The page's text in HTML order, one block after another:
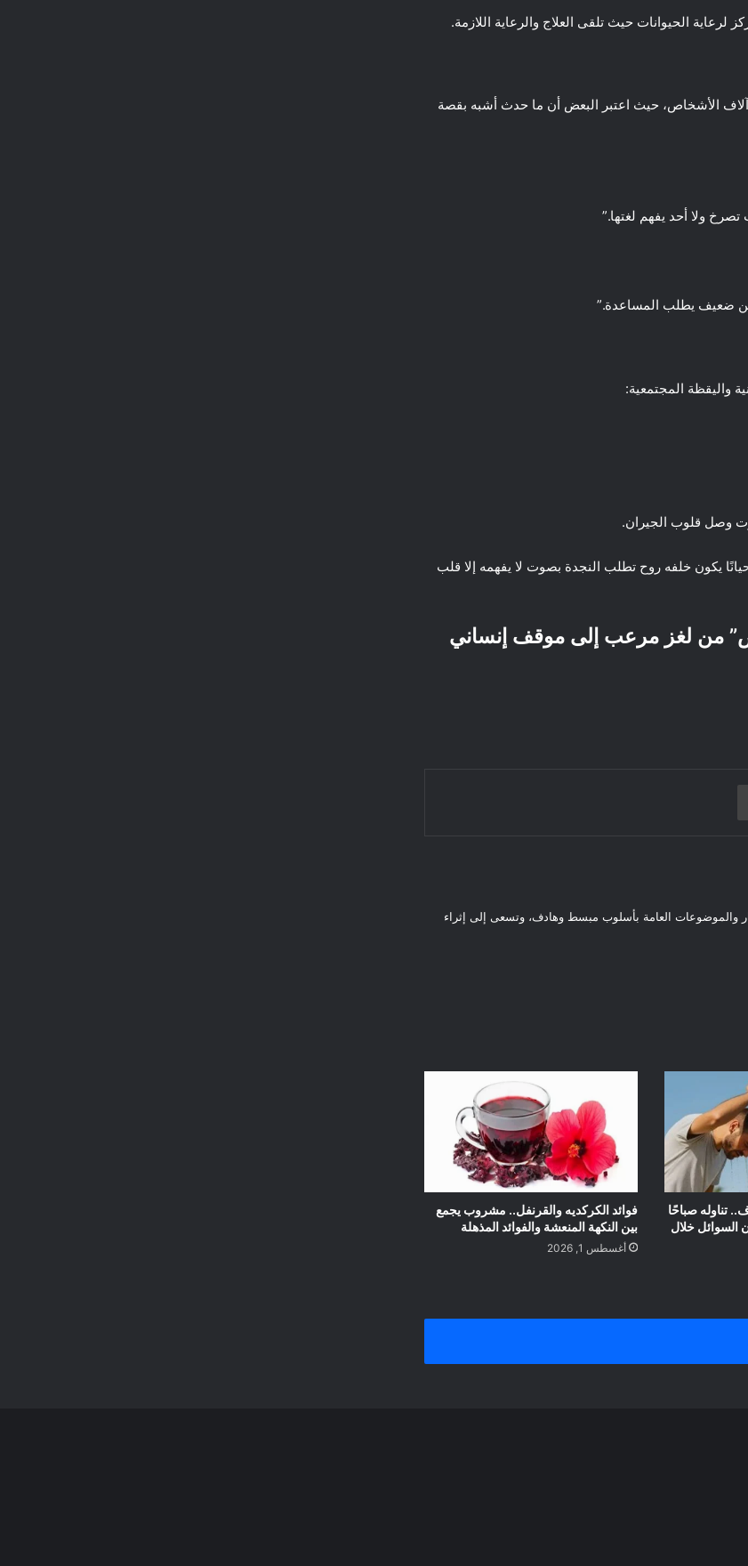
الحيوانات حيث تلقى العلاج والرعاية اللازمة.
الأشخاص، حيث اعتبر البعض أن ما حدث أشبه بقصة
ولا أحد يفهم لغتها.”
ضعيف يطلب المساعدة.”
واليقظة المجتمعية:
وصل قلوب الجيران.
يكون خلفه روح تطلب النجدة بصوت لا يفهمه إلا قلب
من لغز مرعب إلى موقف إنساني
والموضوعات العامة بأسلوب مبسط وهادف، وتسعى إلى إثراء
تناوله صباحًا
خلال
فوائد الكركديه والقرنفل.. مشروب يجمع
بين النكهة المنعشة والفوائد المذهلة
أغسطس 1, 2026